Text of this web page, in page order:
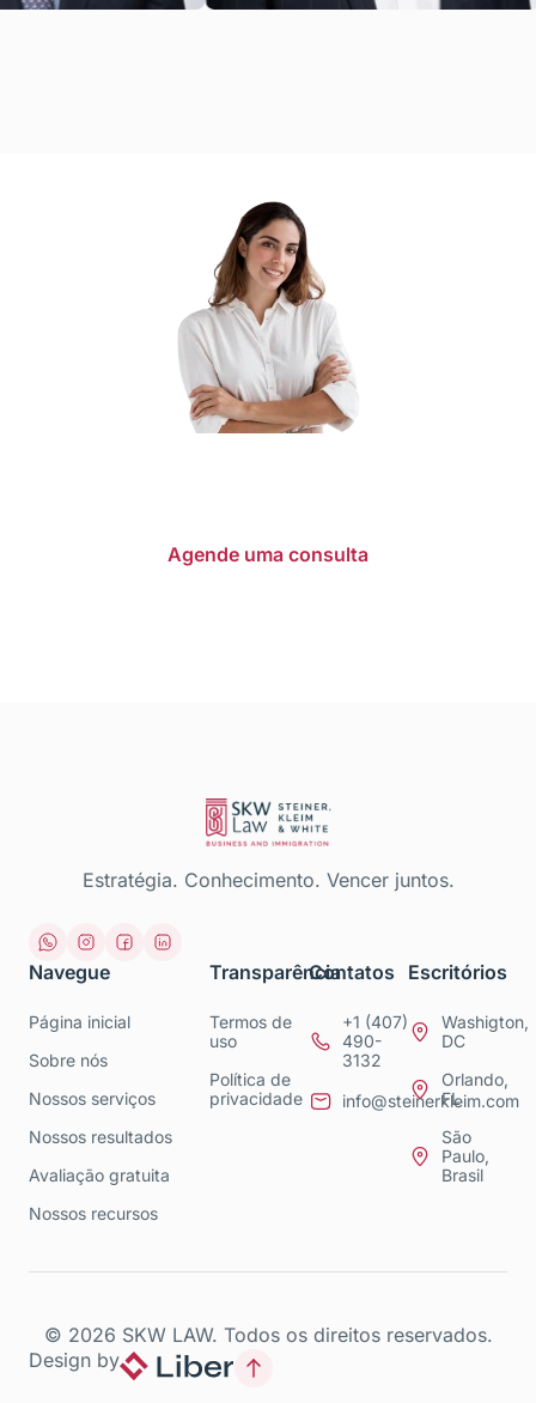
Agende uma consulta
Estratégia. Conhecimento. Vencer juntos.
Navegue
Página inicial
Sobre nós
Nossos serviços
Nossos resultados
Avaliação gratuita
Nossos recursos
Transparência
Termos de
uso
Política de
privacidade
Contatos
+1 (407)
490-
3132
info@steinerkleim.com
Escritórios
Washigton,
DC
Orlando,
FL
São
Paulo,
Brasil
© 2026 SKW LAW. Todos os direitos reservados.
Design by